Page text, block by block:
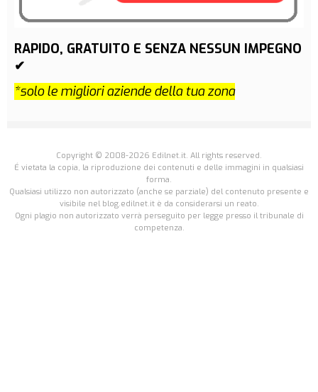
RAPIDO, GRATUITO E SENZA NESSUN IMPEGNO
✔
*solo le migliori aziende della tua zona
Copyright © 2008-2026 Edilnet.it. All rights reserved.
É vietata la copia, la riproduzione dei contenuti e delle immagini in qualsiasi
forma.
Qualsiasi utilizzo non autorizzato (anche se parziale) del contenuto presente e
visibile nel blog.edilnet.it è da considerarsi un reato.
Ogni plagio non autorizzato verrà perseguito per legge presso il tribunale di
competenza.